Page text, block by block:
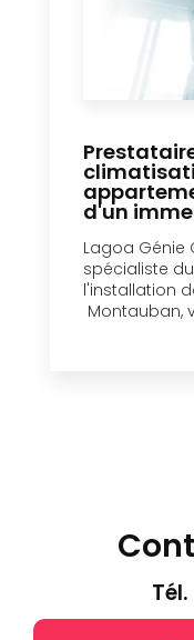
d'un
Lagoa Génie
spécialiste
l'installation
Montauban,
Tél.